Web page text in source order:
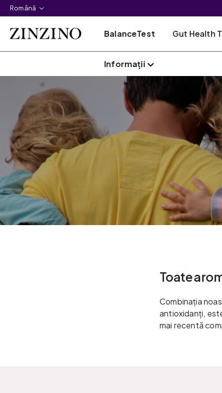
Română
BalanceTest Gut Health
Informații
Toate
Combinația
antioxidanți,
mai recentă